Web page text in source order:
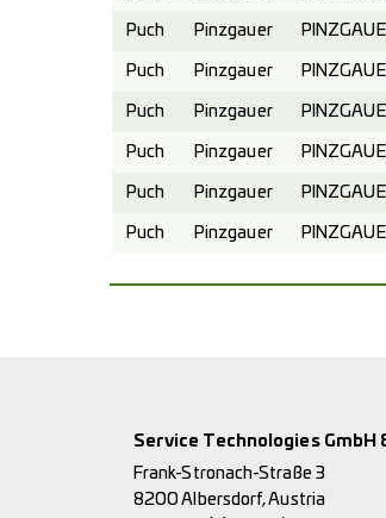
Puch Pinzgauer
Puch Pinzgauer
Puch Pinzgauer
Puch Pinzgauer
Puch Pinzgauer
Puch Pinzgauer
Service Technologies GmbH
Frank-Stronach-Straße 3
8200 Albersdorf, Austria